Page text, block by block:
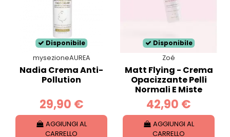
Disponibile
mysezioneAUREA
Nadia Crema Anti-
Pollution
29,90 €
AGGIUNGI AL
CARRELLO
Disponibile
Zoé
Matt Flying - Crema
Opacizzante Pelli
Normali E Miste
42,90 €
AGGIUNGI AL
CARRELLO